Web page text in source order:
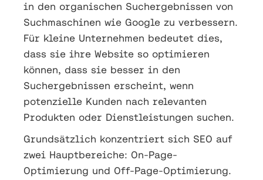
in den organischen Suchergebnissen von
Suchmaschinen wie Google zu verbessern.
Für kleine Unternehmen bedeutet dies,
dass sie ihre Website so optimieren
können, dass sie besser in den
Suchergebnissen erscheint, wenn
potenzielle Kunden nach relevanten
Produkten oder Dienstleistungen suchen.
Grundsätzlich konzentriert sich SEO auf
zwei Hauptbereiche: On-Page-
Optimierung und Off-Page-Optimierung.